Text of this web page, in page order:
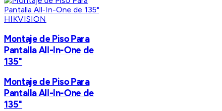
HIKVISION
Montaje de Piso Para
Pantalla All-In-One de
135"
Montaje de Piso Para
Pantalla All-In-One de
135"